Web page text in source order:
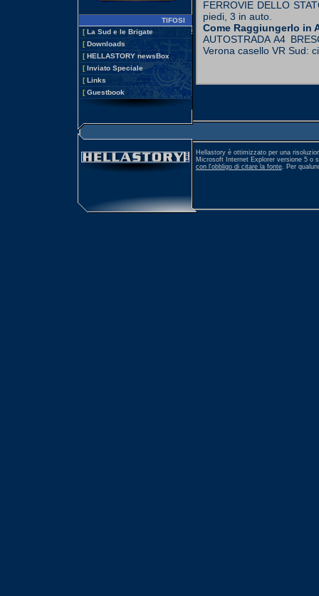
TIFOSI
[ La Sud e le Brigate
[ Downloads
[ HELLASTORY newsBox
[ Inviato Speciale
[ Links
[ Guestbook
FERROVIE DELLO
piedi, 3 in auto.
Come Raggiungerlo in
AUTOSTRADA A4
Verona casello VR Sud:
Hellastory è ottimizzato per una
Microsoft Internet Explorer versione 5 o
con l'obbligo di citare la fonte. Per